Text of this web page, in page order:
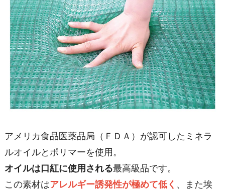
アメリカ食品医薬品局（ＦＤＡ）が認可したミネラ
ルオイルとポリマーを使用。
オイルは口紅に使用される最高級品です。
この素材はアレルギー誘発性が極めて低く 、また埃